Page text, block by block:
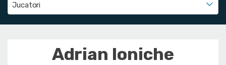
Jucatori
Adrian Ioniche